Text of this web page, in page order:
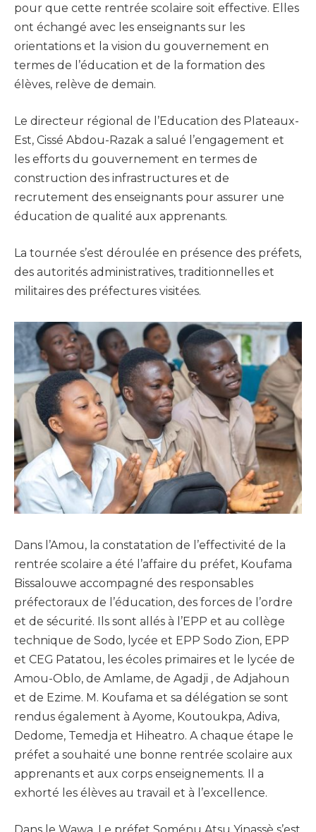
pour que cette rentrée scolaire soit effective. Elles
ont échangé avec les enseignants sur les
orientations et la vision du gouvernement en
termes de l’éducation et de la formation des
élèves, relève de demain.
Le directeur régional de l’Education des Plateaux-
Est, Cissé Abdou-Razak a salué l’engagement et
les efforts du gouvernement en termes de
construction des infrastructures et de
recrutement des enseignants pour assurer une
éducation de qualité aux apprenants.
La tournée s’est déroulée en présence des préfets,
des autorités administratives, traditionnelles et
militaires des préfectures visitées.
Dans l’Amou, la constatation de l’effectivité de la
rentrée scolaire a été l’affaire du préfet, Koufama
Bissalouwe accompagné des responsables
préfectoraux de l’éducation, des forces de l’ordre
et de sécurité. Ils sont allés à l’EPP et au collège
technique de Sodo, lycée et EPP Sodo Zion, EPP
et CEG Patatou, les écoles primaires et le lycée de
Amou-Oblo, de Amlame, de Agadji , de Adjahoun
et de Ezime. M. Koufama et sa délégation se sont
rendus également à Ayome, Koutoukpa, Adiva,
Dedome, Temedja et Hiheatro. A chaque étape le
préfet a souhaité une bonne rentrée scolaire aux
apprenants et aux corps enseignements. Il a
exhorté les élèves au travail et à l’excellence.